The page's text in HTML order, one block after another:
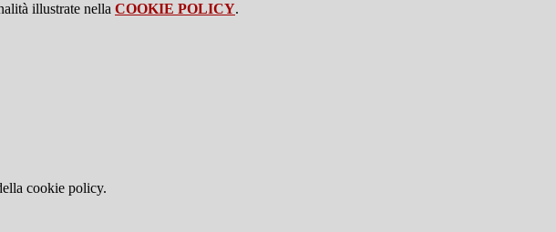
illustrate nella COOKIE POLICY.
cookie policy.